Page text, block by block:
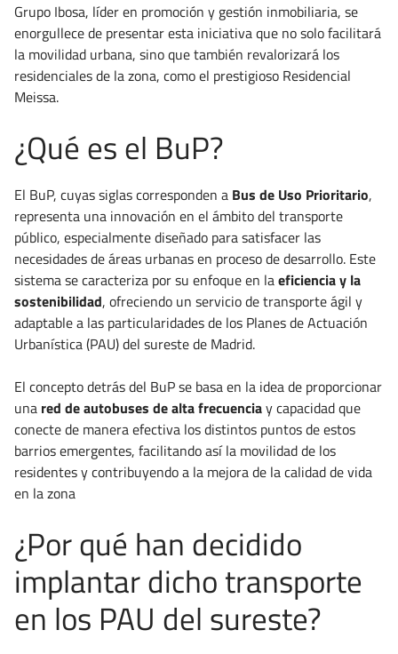
Grupo Ibosa, líder en promoción y gestión inmobiliaria, se
enorgullece de presentar esta iniciativa que no solo facilitará
la movilidad urbana, sino que también revalorizará los
residenciales de la zona, como el prestigioso Residencial
Meissa.
¿Qué es el BuP?
El BuP, cuyas siglas corresponden a Bus de Uso Prioritario,
representa una innovación en el ámbito del transporte
público, especialmente diseñado para satisfacer las
necesidades de áreas urbanas en proceso de desarrollo. Este
sistema se caracteriza por su enfoque en laeficiencia y la
sostenibilidad, ofreciendo un servicio de transporte ágil y
adaptable a las particularidades de los Planes de Actuación
Urbanística (PAU) del sureste de Madrid.
El concepto detrás del BuP se basa en la idea de proporcionar
una red de autobuses de alta frecuenciay capacidad que
conecte de manera efectiva los distintos puntos de estos
barrios emergentes, facilitando así la movilidad de los
residentes y contribuyendo a la mejora de la calidad de vida
en la zona
¿Por qué han decidido
implantar dicho transporte
en los PAU del sureste?